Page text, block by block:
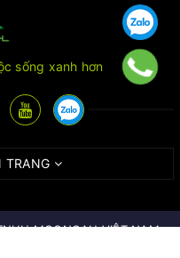
sống xanh hơn
TRANG
MOONOAH VIỆT NAM